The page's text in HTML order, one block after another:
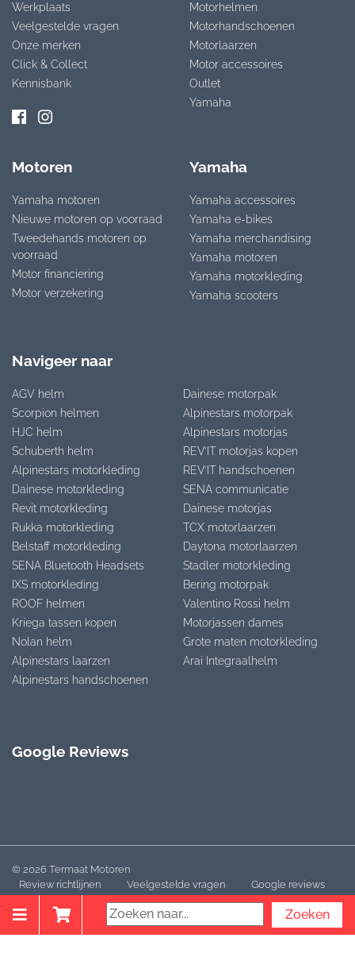
Werkplaats
Veelgestelde vragen
Onze merken
Click & Collect
Kennisbank
Motorhelmen
Motorhandschoenen
Motorlaarzen
Motor accessoires
Outlet
Yamaha
Motoren
Yamaha motoren
Nieuwe motoren op voorraad
Tweedehands motoren op
voorraad
Motor financiering
Motor verzekering
Yamaha
Yamaha accessoires
Yamaha e-bikes
Yamaha merchandising
Yamaha motoren
Yamaha motorkleding
Yamaha scooters
Navigeer naar
AGV helm
Scorpion helmen
HJC helm
Schuberth helm
Alpinestars motorkleding
Dainese motorkleding
Revit motorkleding
Rukka motorkleding
Belstaff motorkleding
SENA Bluetooth Headsets
IXS motorkleding
ROOF helmen
Kriega tassen kopen
Nolan helm
Alpinestars laarzen
Alpinestars handschoenen
Dainese motorpak
Alpinestars motorpak
Alpinestars motorjas
REV’IT motorjas kopen
REV’IT handschoenen
SENA communicatie
Dainese motorjas
TCX motorlaarzen
Daytona motorlaarzen
Stadler motorkleding
Bering motorpak
Valentino Rossi helm
Motorjassen dames
Grote maten motorkleding
Arai Integraalhelm
Google Reviews
© 2026 Termaat Motoren
Review richtlijnen
Veelgestelde vragen Google reviews